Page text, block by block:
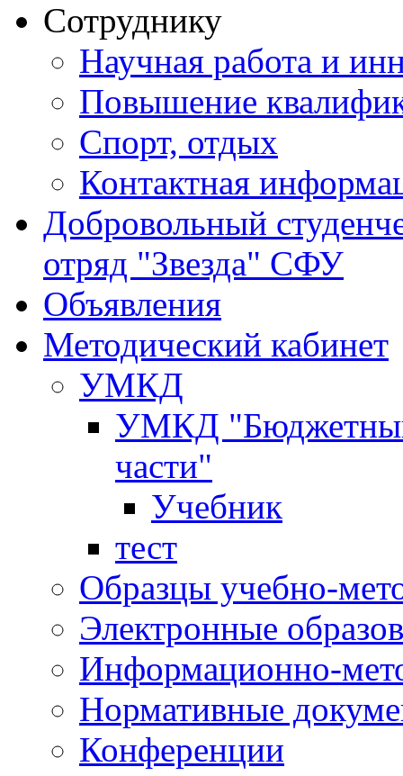
Сотруднику
Научная работа и
Повышение
Спорт, отдых
Контактная
Добровольный
отряд "Звезда" СФУ
Объявления
Методический кабинет
УМКД
УМКД "Бюджетный
части"
Учебник
тест
Образцы учебно-
Электронные
Информационно-
Нормативные
Конференции